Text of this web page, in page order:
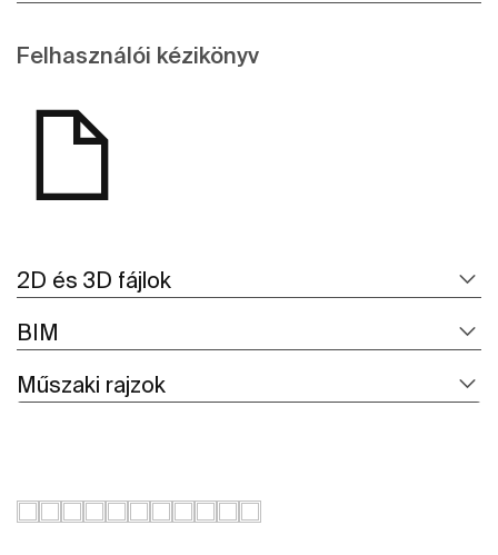
Felhasználói kézikönyv
2D és 3D fájlok
BIM
Műszaki rajzok